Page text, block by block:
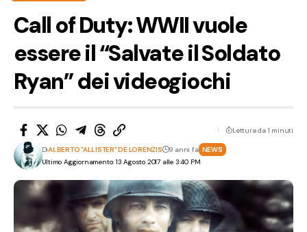
Call of Duty: WWII vuole
essere il “Salvate il Soldato
Ryan” dei videogiochi
Ultimo Aggiornamento: 13 Agosto 2017 alle 3:40 PM
DiALBERTO "ALLISTER" DE LORENZIS 9 anni fa NEWS
Lettura da 1 minuti